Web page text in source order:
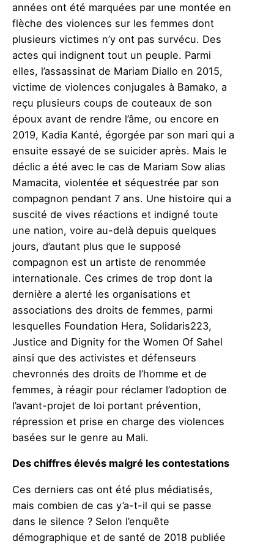
années ont été marquées par une montée en
flèche des violences sur les femmes dont
plusieurs victimes n’y ont pas survécu. Des
actes qui indignent tout un peuple. Parmi
elles, l’assassinat de Mariam Diallo en 2015,
victime de violences conjugales à Bamako, a
reçu plusieurs coups de couteaux de son
époux avant de rendre l’âme, ou encore en
2019, Kadia Kanté, égorgée par son mari qui a
ensuite essayé de se suicider après. Mais le
déclic a été avec le cas de Mariam Sow alias
Mamacita, violentée et séquestrée par son
compagnon pendant 7 ans. Une histoire qui a
suscité de vives réactions et indigné toute
une nation, voire au-delà depuis quelques
jours, d’autant plus que le supposé
compagnon est un artiste de renommée
internationale. Ces crimes de trop dont la
dernière a alerté les organisations et
associations des droits de femmes, parmi
lesquelles Foundation Hera, Solidaris223,
Justice and Dignity for the Women Of Sahel
ainsi que des activistes et défenseurs
chevronnés des droits de l’homme et de
femmes, à réagir pour réclamer l’adoption de
l’avant-projet de loi portant prévention,
répression et prise en charge des violences
basées sur le genre au Mali.
Des chiffres élevés malgré les contestations
Ces derniers cas ont été plus médiatisés,
mais combien de cas y’a-t-il qui se passe
dans le silence ? Selon l’enquête
démographique et de santé de 2018 publiée